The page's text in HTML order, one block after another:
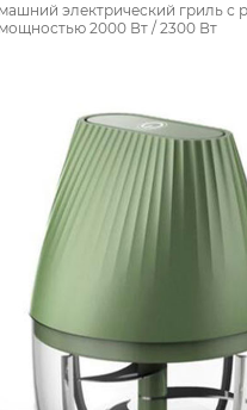
электрический гриль с
2000 Вт / 2300 Вт